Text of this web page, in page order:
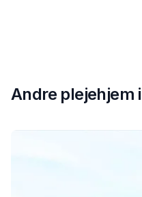
Andre plejehjem i